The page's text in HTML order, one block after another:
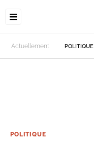
Actuellement POLITIQUE
POLITIQUE